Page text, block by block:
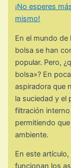
¡No esperes
mismo!
En el mundo de
bolsa se han
popular. Pero,
bolsa»? En
aspiradora que
la suciedad y el
filtración
permitiendo
ambiente.
En este
funcionan los